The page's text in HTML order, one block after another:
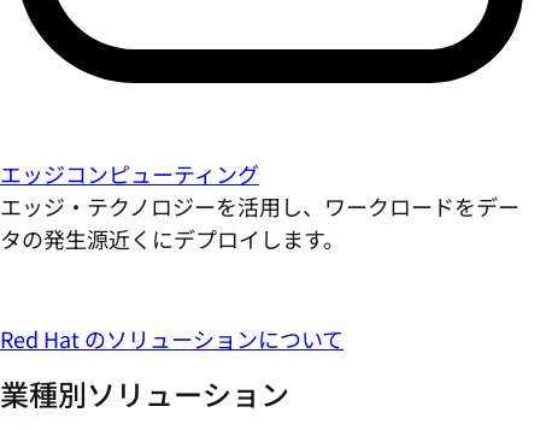
エッジコンピューティング
エッジ・テクノロジーを活用し、ワークロードをデー
タの発生源近くにデプロイします。
Red Hat のソリューションについて
業種別ソリューション